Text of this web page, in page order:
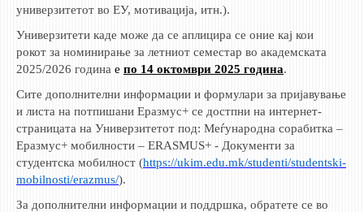
КОНТАКТ
универзитетот во ЕУ, мотивација, итн.).
Универзитети каде може да се аплицира се оние кај кои
рокот за номинирање за летниот семестар во академската
2025/2026 година е по 14 октомври 2025 година.
Сите дополнителни информации и формулари за пријавување
и листа на потпишани Еразмус+ се достпни на интернет-
страницата на Универзитетот под: Меѓународна сорабитка –
Еразмус+ мобилности – ERASMUS+ - Документи за
студентска мобилност (https://ukim.edu.mk/studenti/studentski-
mobilnosti/erazmus/).
За дополнителни информации и поддршка, обратете се во